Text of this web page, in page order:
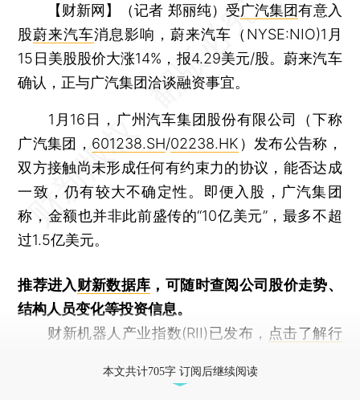
【财新网】（记者 郑丽纯） 受广汽集团有意入
股蔚来汽车消息影响，蔚来汽车（NYSE:NIO)1月
15日美股股价大涨14%，报4.29美元/股。蔚来汽车
确认，正与广汽集团洽谈融资事宜。
1月16日，广州汽车集团股份有限公司（下称
广汽集团， 601238.SH/02238.HK ）发布公告称，
双方接触尚未形成任何有约束力的协议，能否达成
一致，仍有较大不确定性。即便入股，广汽集团
称，金额也并非此前盛传的“10亿美元”，最多不超
过1.5亿美元。
推荐进入财新数据库 ，可随时查阅公司股价走势、
结构人员变化等投资信息。
财新机器人产业指数(RII)已发布， 点击了解行
本文共计705字 订阅后继续阅读